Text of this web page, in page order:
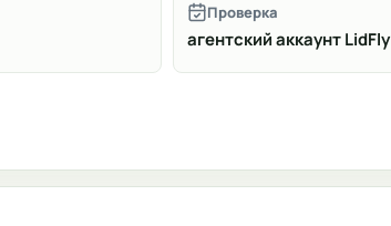
Проверка
агентский аккаунт LidFly